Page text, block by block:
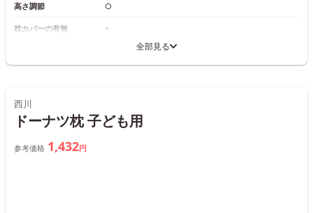
高さ調節 ○
枕カバーの有無 ×
全部見る
西川
ドーナツ枕 子ども用
参考価格 1,432円